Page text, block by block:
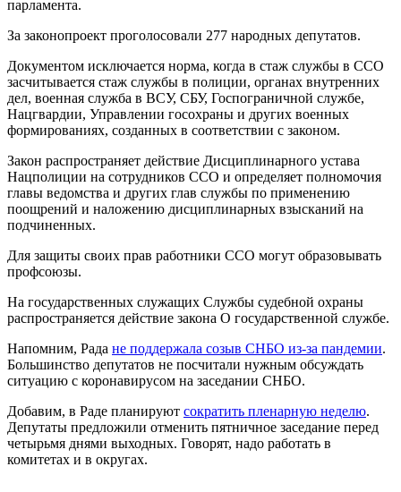
парламента.
За законопроект проголосовали 277 народных депутатов.
Документом исключается норма, когда в стаж службы в ССО
засчитывается стаж службы в полиции, органах внутренних
дел, военная служба в ВСУ, СБУ, Госпограничной службе,
Нацгвардии, Управлении госохраны и других военных
формированиях, созданных в соответствии с законом.
Закон распространяет действие Дисциплинарного устава
Нацполиции на сотрудников ССО и определяет полномочия
главы ведомства и других глав службы по применению
поощрений и наложению дисциплинарных взысканий на
подчиненных.
Для защиты своих прав работники ССО могут образовывать
профсоюзы.
На государственных служащих Службы судебной охраны
распространяется действие закона О государственной службе.
Напомним, Рада не поддержала созыв СНБО из-за пандемии.
Большинство депутатов не посчитали нужным обсуждать
ситуацию с коронавирусом на заседании СНБО.
Добавим, в Раде планируют сократить пленарную неделю.
Депутаты предложили отменить пятничное заседание перед
четырьмя днями выходных. Говорят, надо работать в
комитетах и в округах.